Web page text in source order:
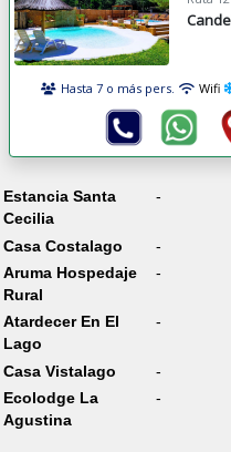
Hasta 7 o más pers. Wifi
Estancia Santa
Cecilia
-
Casa Costalago
-
Aruma Hospedaje
Rural
-
Atardecer En El
Lago
-
Casa Vistalago
-
Ecolodge La
Agustina
-